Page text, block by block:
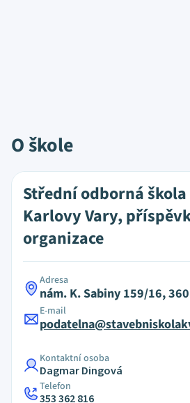
O škole
Střední odborná
Karlovy Vary,
organizace
Adresa
nám. K. Sabiny 159/16,
E-mail
Kontaktní osoba
Dagmar Dingová
Telefon
353 362 816